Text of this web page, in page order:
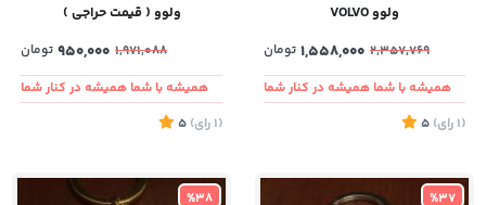
ولوو VOLVO
2,357,769
1,558,000 تومان
همیشه با شما همیشه در کنار شما
(1 رای)
5
ولوو ( قیمت حراجی )
1,971,088
950,000 تومان
همیشه با شما همیشه در کنار شما
(1 رای)
5
%37
%38